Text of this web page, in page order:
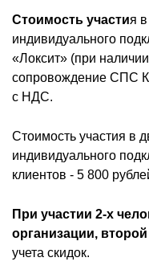
Стоимость участия
индивидуального
«Локсит» (при
сопровождение СПС
с НДС.
Стоимость участия в
индивидуального
клиентов - 5 800
При участии 2-х
организации,
учета скидок.